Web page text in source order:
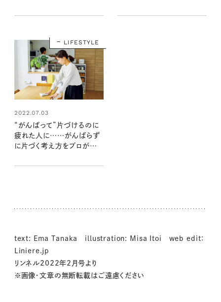
LIFESTYLE
2022.07.03
“がんばって”片づけるのに
疲れた人に……がんばらず
に片づく考え方をプロが伝
text: Ema Tanaka illustration: Misa Itoi web edit：
Liniere.jp
リンネル2022年2月号より
※画像・文章の無断転載はご遠慮ください